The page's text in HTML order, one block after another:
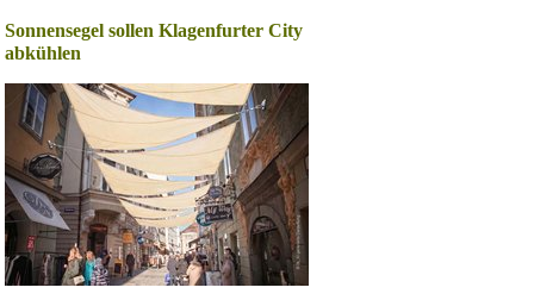
Sonnensegel sollen Klagenfurter City
abkühlen